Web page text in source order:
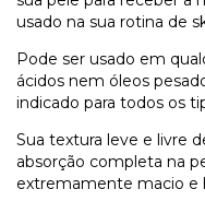
usado na sua rotina de
Pode ser usado em
ácidos nem óleos
indicado para todos os
Sua textura leve e livre
absorção completa na
extremamente macio e